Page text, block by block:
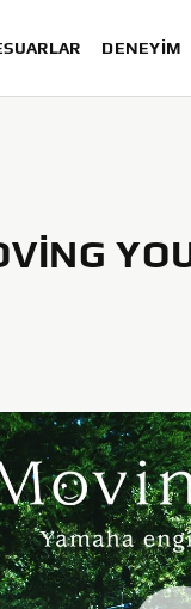
DENEYIM